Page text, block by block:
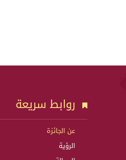
روابط سريعة
عن الجائزة
الرؤية